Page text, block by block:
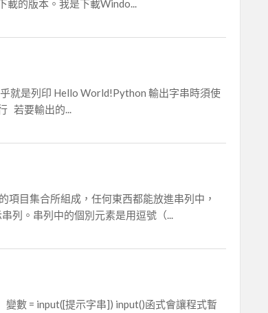
的版本。我是下載Windo...
就是列印 Hello World!Python 輸出字串時須使
若要輸出的...
項目集合所組成，任何東西都能放進串列中，
列。串列中的個別元素是用逗號（...
數 = input([提示字串]) input()函式會讓程式暫